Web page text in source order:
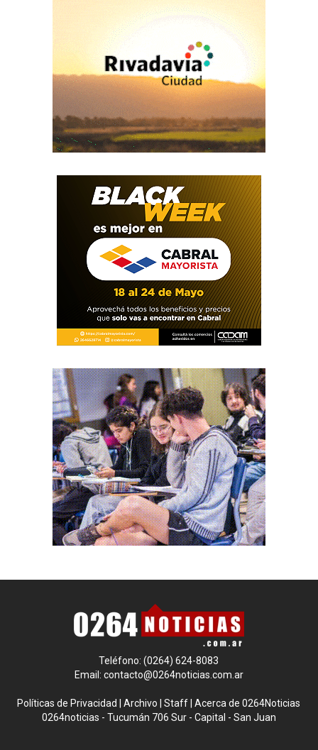
Teléfono: (0264) 624-8083
Email: contacto@0264noticias.com.ar
Políticas de Privacidad |Archivo |Staff |Acerca de 0264Noticias
0264noticias - Tucumán 706 Sur - Capital - San Juan